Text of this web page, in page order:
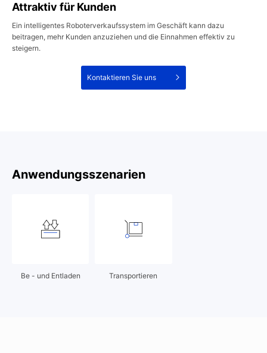
Attraktiv für Kunden
Ein intelligentes Roboterverkaufssystem im Geschäft kann dazu
beitragen, mehr Kunden anzuziehen und die Einnahmen effektiv zu
steigern.
Kontaktieren Sie uns
Anwendungsszenarien
Be - und Entladen Transportieren